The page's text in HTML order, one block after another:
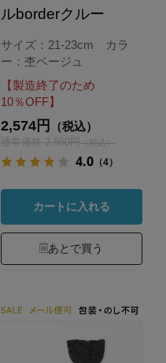
ルborderクルー
サイズ：21-23cm カラ
ー：杢ベージュ
【製造終了のため
10％OFF】
2,574円 （税込）
通常価格 2,860円 （税込）
4.0（4）
カートに入れる
あとで買う